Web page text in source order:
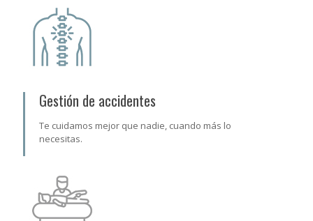
Gestión de accidentes
Te cuidamos mejor que nadie, cuando más lo
necesitas.